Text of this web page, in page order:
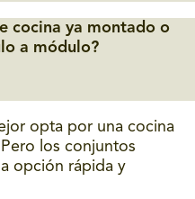
cocina ya montado o
a módulo?
opta por una cocina
los conjuntos
opción rápida y